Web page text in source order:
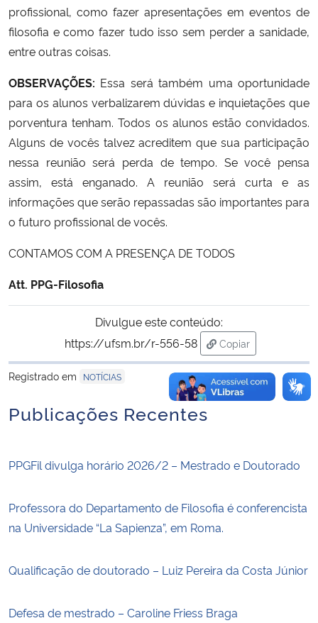
Ministério da Mulher, da Família e dos Direitos Humanos
Secretaria-Geral
Secretaria de Governo
Gabinete de Segurança Institucional
Advocacia-Geral da União
Banco Central do Brasil
profissional, como fazer apresentações em eventos de
filosofia e como fazer tudo isso sem perder a sanidade,
entre outras coisas.
OBSERVAÇÕES: Essa será também uma oportunidade
para os alunos verbalizarem dúvidas e inquietações que
porventura tenham. Todos os alunos estão convidados.
Alguns de vocês talvez acreditem que sua participação
nessa reunião será perda de tempo. Se você pensa
assim, está enganado. A reunião será curta e as
informações que serão repassadas são importantes para
o futuro profissional de vocês.
CONTAMOS COM A PRESENÇA DE TODOS
Att. PPG-Filosofia
Divulgue este conteúdo:
https://ufsm.br/r-556-58
Copiar
para área de
Registrado em
NOTÍCIAS
Publicações Recentes
PPGFil divulga horário 2026/2 – Mestrado e Doutorado
Professora do Departamento de Filosofia é conferencista
na Universidade “La Sapienza”, em Roma.
Qualificação de doutorado – Luiz Pereira da Costa Júnior
Defesa de mestrado – Caroline Friess Braga